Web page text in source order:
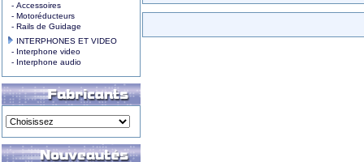
- Accessoires
- Motoréducteurs
- Rails de Guidage
INTERPHONES ET VIDEO
- Interphone video
- Interphone audio